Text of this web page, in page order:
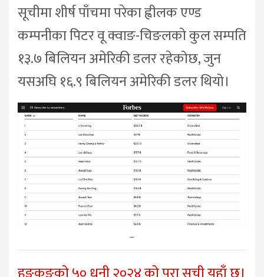
सूचीमा शीर्ष पाँचमा परेका ह्वीलक एण्ड
कम्पनीका पिटर वू क्वाङ-चिङलको कुल सम्पति
१३.७ बिलियन अमेरिकी डलर रहेकोछ, जुन
यसअघि १६.९ बिलियन अमेरिकी डलर थियो।
–